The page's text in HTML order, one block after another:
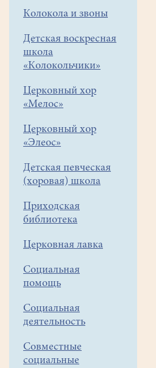
Колокола и звоны
Детская воскресная
школа
«Колокольчики»
Церковный хор
«Мелос»
Церковный хор
«Элеос»
Детская певческая
(хоровая) школа
Приходская
библиотека
Церковная лавка
Социальная
помощь
Социальная
деятельность
Совместные
социальные